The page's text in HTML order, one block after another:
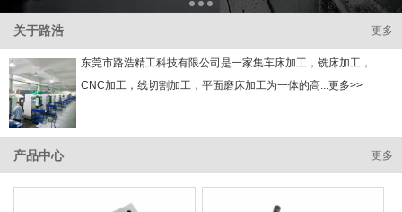
更多
关于路浩
东莞市路浩精工科技有限公司是一家集车床加工，铣床加工，
CNC加工，线切割加工，平面磨床加工为一体的高...更多>>
更多
产品中心